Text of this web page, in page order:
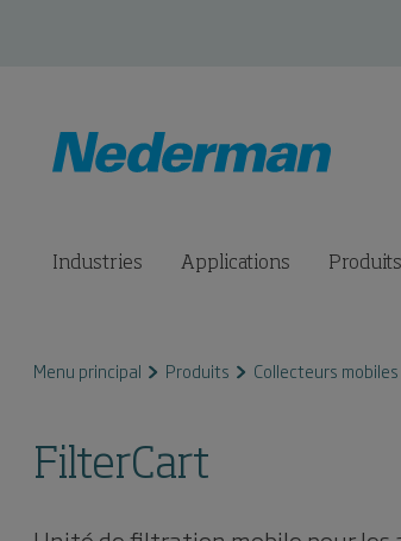
Industries Applications Produits
Menu principal Produits Collecteurs
FilterCart